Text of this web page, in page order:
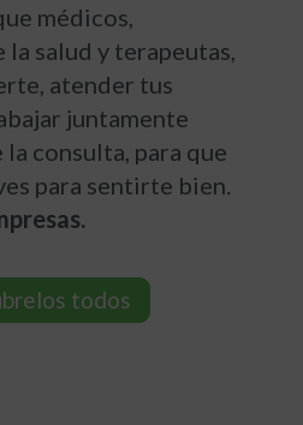
médicos,
salud y terapeutas,
atender tus
juntamente
consulta, para que
para sentirte bien.
todos